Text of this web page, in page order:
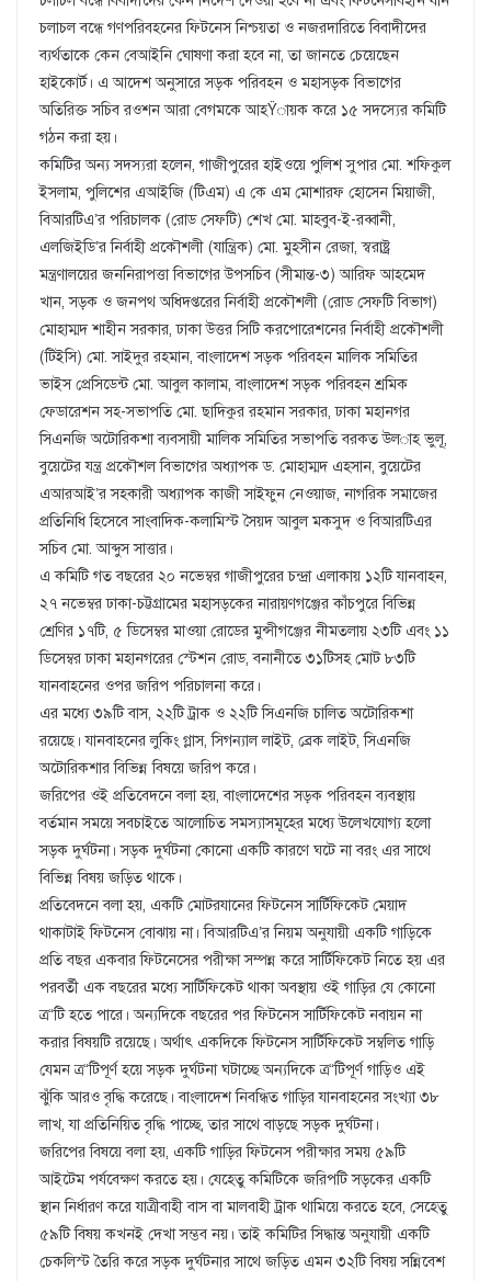
চলাচল বন্ধে গণপরিবহনের ফিটনেস নিশ্চয়তা ও নজরদারিতে বিবাদীদের
ব্যর্থতাকে কেন বেআইনি ঘোষণা করা হবে না, তা জানতে চেয়েছেন
হাইকোর্ট। এ আদেশ অনুসারে সড়ক পরিবহন ও মহাসড়ক বিভাগের
অতিরিক্ত সচিব রওশন আরা বেগমকে আহŸায়ক করে ১৫ সদস্যের কমিটি
গঠন করা হয়।
কমিটির অন্য সদস্যরা হলেন, গাজীপুরের হাইওয়ে পুলিশ সুপার মো. শফিকুল
ইসলাম, পুলিশের এআইজি (টিএম) এ কে এম মোশারফ হোসেন মিয়াজী,
বিআরটিএ’র পরিচালক (রোড সেফটি) শেখ মো. মাহবুব-ই-রব্বানী,
এলজিইডি’র নির্বাহী প্রকৌশলী (যান্ত্রিক) মো. মুহসীন রেজা, স্বরাষ্ট্র
মন্ত্রণালয়ের জননিরাপত্তা বিভাগের উপসচিব (সীমান্ত-৩) আরিফ আহমেদ
খান, সড়ক ও জনপথ অধিদপ্তরের নির্বাহী প্রকৌশলী (রোড সেফটি বিভাগ)
মোহাম্মদ শাহীন সরকার, ঢাকা উত্তর সিটি করপোরেশনের নির্বাহী প্রকৌশলী
(টিইসি) মো. সাইদুর রহমান, বাংলাদেশ সড়ক পরিবহন মালিক সমিতির
ভাইস প্রেসিডেন্ট মো. আবুল কালাম, বাংলাদেশ সড়ক পরিবহন শ্রমিক
ফেডারেশন সহ-সভাপতি মো. ছাদিকুর রহমান সরকার, ঢাকা মহানগর
সিএনজি অটোরিকশা ব্যবসায়ী মালিক সমিতির সভাপতি বরকত উল­াহ ভুলূ,
বুয়েটের যন্ত্র প্রকৌশল বিভাগের অধ্যাপক ড. মোহাম্মদ এহসান, বুয়েটের
এআরআই’র সহকারী অধ্যাপক কাজী সাইফুন নেওয়াজ, নাগরিক সমাজের
প্রতিনিধি হিসেবে সাংবাদিক-কলামিস্ট সৈয়দ আবুল মকসুদ ও বিআরটিএর
সচিব মো. আব্দুস সাত্তার।
এ কমিটি গত বছরের ২০ নভেম্বর গাজীপুরের চন্দ্রা এলাকায় ১২টি যানবাহন,
২৭ নভেম্বর ঢাকা-চট্টগ্রামের মহাসড়কের নারায়ণগঞ্জের কাঁচপুরে বিভিন্ন
শ্রেণির ১৭টি, ৫ ডিসেম্বর মাওয়া রোডের মুন্সীগঞ্জের নীমতলায় ২৩টি এবং ১১
ডিসেম্বর ঢাকা মহানগরের স্টেশন রোড, বনানীতে ৩১টিসহ মোট ৮৩টি
যানবাহনের ওপর জরিপ পরিচালনা করে।
এর মধ্যে ৩৯টি বাস, ২২টি ট্রাক ও ২২টি সিএনজি চালিত অটোরিকশা
রয়েছে। যানবাহনের লুকিং গ্লাস, সিগন্যাল লাইট, ব্রেক লাইট, সিএনজি
অটোরিকশার বিভিন্ন বিষয়ে জরিপ করে।
জরিপের ওই প্রতিবেদনে বলা হয়, বাংলাদেশের সড়ক পরিবহন ব্যবস্থায়
বর্তমান সময়ে সবচাইতে আলোচিত সমস্যাসমূহের মধ্যে উলে­খযোগ্য হলো
সড়ক দুর্ঘটনা। সড়ক দুর্ঘটনা কোনো একটি কারণে ঘটে না বরং এর সাথে
বিভিন্ন বিষয় জড়িত থাকে।
প্রতিবেদনে বলা হয়, একটি মোটরযানের ফিটনেস সার্টিফিকেট মেয়াদ
থাকাটাই ফিটনেস বোঝায় না। বিআরটিএ’র নিয়ম অনুযায়ী একটি গাড়িকে
প্রতি বছর একবার ফিটনেসের পরীক্ষা সম্পন্ন করে সার্টিফিকেট নিতে হয় এর
পরবর্তী এক বছরের মধ্যে সার্টিফিকেট থাকা অবস্থায় ওই গাড়ির যে কোনো
ত্র“টি হতে পারে। অন্যদিকে বছরের পর ফিটনেস সার্টিফিকেট নবায়ন না
করার বিষয়টি রয়েছে। অর্থাৎ একদিকে ফিটনেস সার্টিফিকেট সম্বলিত গাড়ি
যেমন ত্র“টিপূর্ণ হয়ে সড়ক দুর্ঘটনা ঘটাচ্ছে অন্যদিকে ত্র“টিপূর্ণ গাড়িও এই
ঝুঁকি আরও বৃদ্ধি করেছে। বাংলাদেশ নিবন্ধিত গাড়ির যানবাহনের সংখ্যা ৩৮
লাখ, যা প্রতিনিয়িত বৃদ্ধি পাচ্ছে, তার সাথে বাড়ছে সড়ক দুর্ঘটনা।
জরিপের বিষয়ে বলা হয়, একটি গাড়ির ফিটনেস পরীক্ষার সময় ৫৯টি
আইটেম পর্যবেক্ষণ করতে হয়। যেহেতু কমিটিকে জরিপটি সড়কের একটি
স্থান নির্ধারণ করে যাত্রীবাহী বাস বা মালবাহী ট্রাক থামিয়ে করতে হবে, সেহেতু
৫৯টি বিষয় কখনই দেখা সম্ভব নয়। তাই কমিটির সিদ্ধান্ত অনুযায়ী একটি
চেকলিস্ট তৈরি করে সড়ক দুর্ঘটনার সাথে জড়িত এমন ৩২টি বিষয় সন্নিবেশ